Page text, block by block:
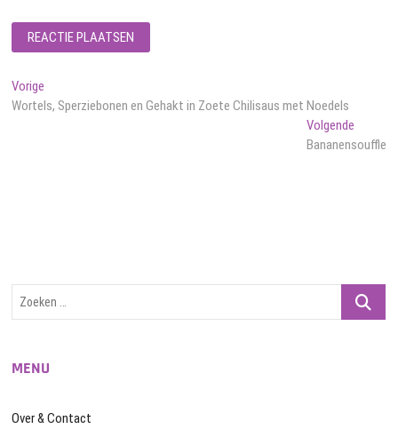
Bericht
navigatie
Vorige
bericht:
Wortels, Sperziebonen en Gehakt in Zoete Chilisaus met Noedels
VolgendeVolgend
bericht:
Bananensouffle
Zoeken
MENU
Over & Contact